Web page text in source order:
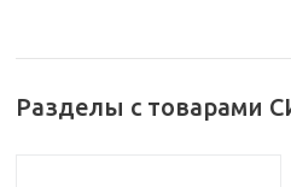
Разделы с товарами